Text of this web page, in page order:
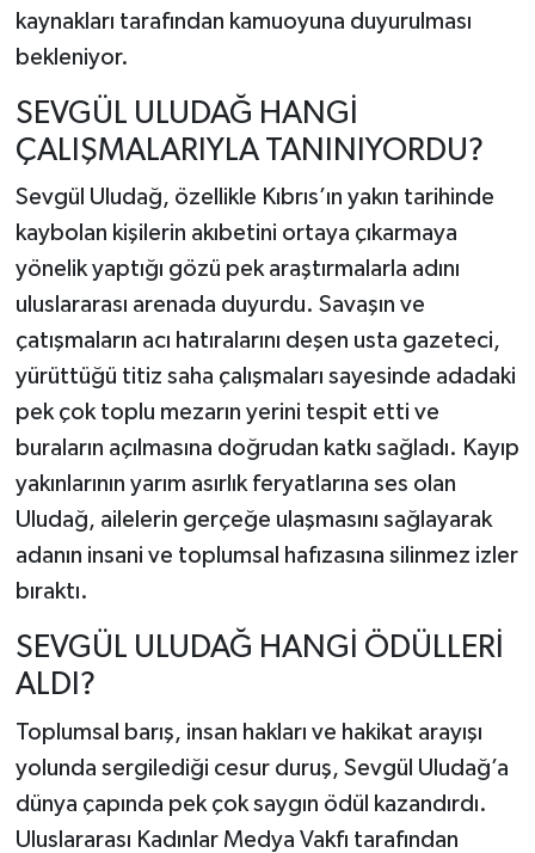
kaynakları tarafından kamuoyuna duyurulması
bekleniyor.
SEVGÜL ULUDAĞ HANGİ
ÇALIŞMALARIYLA TANINIYORDU?
Sevgül Uludağ, özellikle Kıbrıs’ın yakın tarihinde
kaybolan kişilerin akıbetini ortaya çıkarmaya
yönelik yaptığı gözü pek araştırmalarla adını
uluslararası arenada duyurdu. Savaşın ve
çatışmaların acı hatıralarını deşen usta gazeteci,
yürüttüğü titiz saha çalışmaları sayesinde adadaki
pek çok toplu mezarın yerini tespit etti ve
buraların açılmasına doğrudan katkı sağladı. Kayıp
yakınlarının yarım asırlık feryatlarına ses olan
Uludağ, ailelerin gerçeğe ulaşmasını sağlayarak
adanın insani ve toplumsal hafızasına silinmez izler
bıraktı.
SEVGÜL ULUDAĞ HANGİ ÖDÜLLERİ
ALDI?
Toplumsal barış, insan hakları ve hakikat arayışı
yolunda sergilediği cesur duruş, Sevgül Uludağ’a
dünya çapında pek çok saygın ödül kazandırdı.
Uluslararası Kadınlar Medya Vakfı tarafından